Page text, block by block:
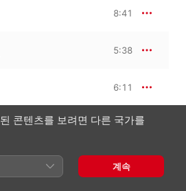
8:41
5:38
6:11
GmbH, Berlin
콘텐츠를 보려면 다른 국가를
계속